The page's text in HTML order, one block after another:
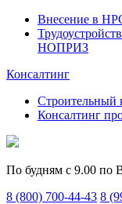
Внесение в
НОПРИЗ
Консалтинг
Строительный
Консалтинг
По будням с 9.00 по
8 (800) 700-44-43 8